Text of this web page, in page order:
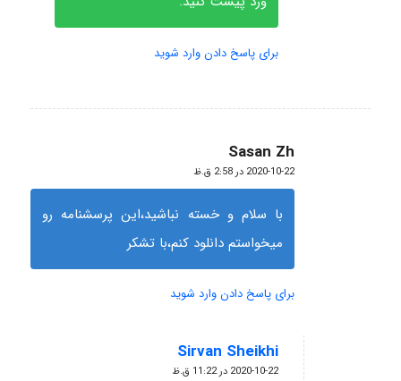
برای پاسخ دادن وارد شوید
Sasan Zh
گفته:
2020-10-22 در 2:58 ق.ظ
با سلام و خسته نباشید،این پرسشنامه رو
میخواستم دانلود کنم،با تشکر
برای پاسخ دادن وارد شوید
Sirvan Sheikhi
گفته:
2020-10-22 در 11:22 ق.ظ